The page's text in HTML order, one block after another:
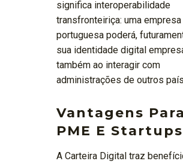
significa interoperabilidade
transfronteiriça: uma empresa
portuguesa poderá,
sua identidade digital
também ao interagir com
administrações de outros
Vantagens Para
PME E Startups
A Carteira Digital traz